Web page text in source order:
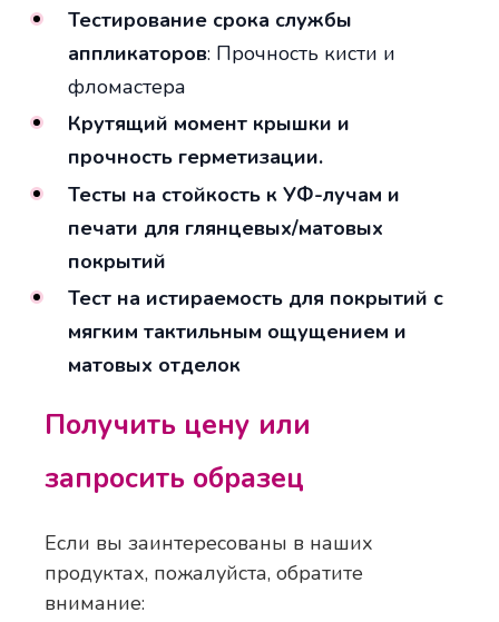
Тестирование срока службы
аппликаторов: Прочность кисти и
фломастера
Крутящий момент крышки и
прочность герметизации.
Тесты на стойкость к УФ-лучам и
печати для глянцевых/матовых
покрытий
Тест на истираемость для покрытий с
мягким тактильным ощущением и
матовых отделок
Получить цену или
запросить образец
Если вы заинтересованы в наших
продуктах, пожалуйста, обратите
внимание: